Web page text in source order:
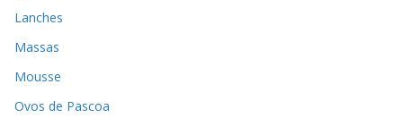
Lanches
Massas
Mousse
Ovos de Pascoa